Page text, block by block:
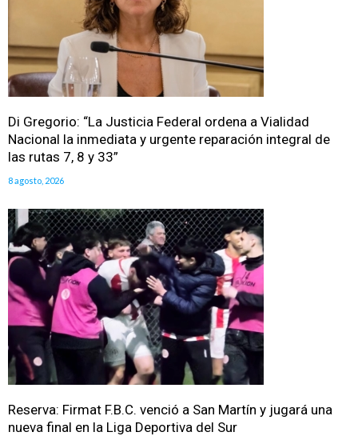
Di Gregorio: “La Justicia Federal ordena a Vialidad
Nacional la inmediata y urgente reparación integral de
las rutas 7, 8 y 33”
8 agosto, 2026
Reserva: Firmat F.B.C. venció a San Martín y jugará una
nueva final en la Liga Deportiva del Sur